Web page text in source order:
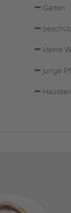
Garten
kleine
junge